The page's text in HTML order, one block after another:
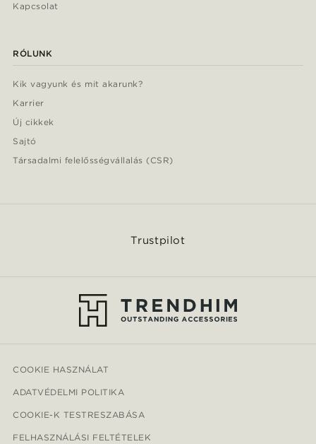
Kapcsolat
RÓLUNK
Kik vagyunk és mit akarunk?
Karrier
Új cikkek
Sajtó
Társadalmi felelősségvállalás (CSR)
Trustpilot
COOKIE HASZNÁLAT
ADATVÉDELMI POLITIKA
COOKIE-K TESTRESZABÁSA
FELHASZNÁLÁSI FELTÉTELEK